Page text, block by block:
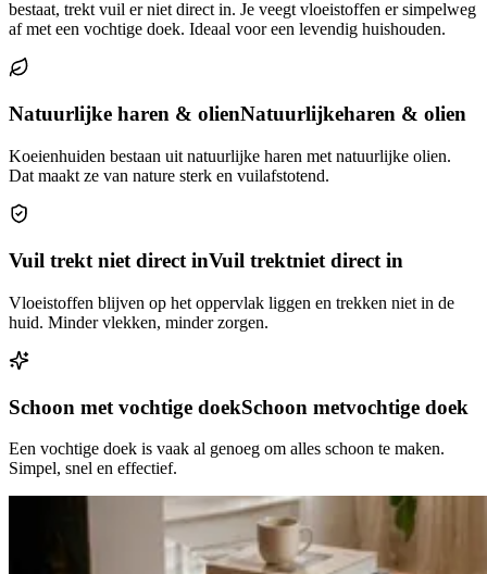
bestaat, trekt vuil er niet direct in. Je veegt vloeistoffen er simpelweg
af met een vochtige doek. Ideaal voor een levendig huishouden.
Natuurlijke haren & olienNatuurlijkeharen & olien
Koeienhuiden bestaan uit natuurlijke haren met natuurlijke olien.
Dat maakt ze van nature sterk en vuilafstotend.
Vuil trekt niet direct inVuil trektniet direct in
Vloeistoffen blijven op het oppervlak liggen en trekken niet in de
huid. Minder vlekken, minder zorgen.
Schoon met vochtige doekSchoon metvochtige doek
Een vochtige doek is vaak al genoeg om alles schoon te maken.
Simpel, snel en effectief.